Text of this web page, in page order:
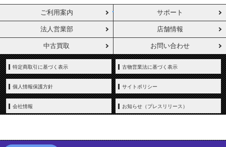
ご利用案内 サポート
法人営業部 店舗情報
中古買取 お問い合わせ
特定商取引に基づく表示 古物営業法に基づく表示
個人情報保護方針 サイトポリシー
会社情報 お知らせ（プレスリリース）